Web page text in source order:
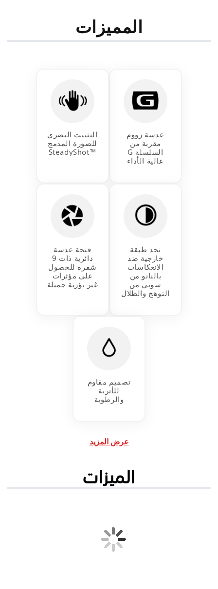
OSSالمميزات
عدسة زووم
مقربة من
السلسلة G
عالية الأداء
التثبيت البصري
للصورة المدمج
SteadyShot™‎
تحد طبقة
خارجية ضد
الانعكاسات
بالنانو من
سوني من
التوهج والظلال
فتحة عدسة
دائرية ذات 9
شفرة للحصول
على مؤثرات
غير بؤرية جميلة
تصميم مقاوم
للأتربة
والرطوبة
عرض المزيد
الميزات